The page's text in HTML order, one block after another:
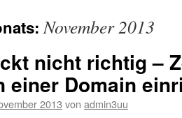
November 2013
nicht richtig –
einer Domain
2013 von admin3uu